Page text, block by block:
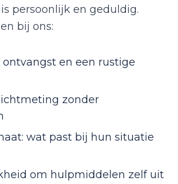
persoonlijk en geduldig.
bij ons:
en een rustige
zonder
wat past bij hun situatie
om hulpmiddelen zelf uit